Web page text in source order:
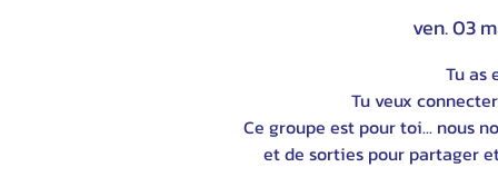
ven. 03
Tu as
Tu veux
Ce groupe est pour toi... nous
et de sorties pour partager